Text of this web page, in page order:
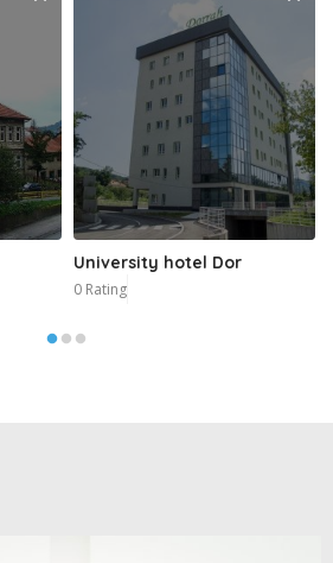
University hotel Dor
0 Rating